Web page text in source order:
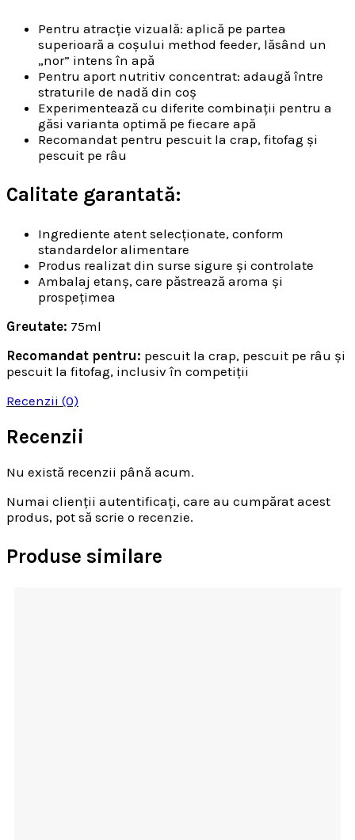
Pentru atracție vizuală: aplică pe partea
superioară a coșului method feeder, lăsând un
„nor” intens în apă
Pentru aport nutritiv concentrat: adaugă între
straturile de nadă din coș
Experimentează cu diferite combinații pentru a
găsi varianta optimă pe fiecare apă
Recomandat pentru pescuit la crap, fitofag și
pescuit pe râu
Calitate garantată:
Ingrediente atent selecționate, conform
standardelor alimentare
Produs realizat din surse sigure și controlate
Ambalaj etanș, care păstrează aroma și
prospețimea
Greutate: 75ml
Recomandat pentru: pescuit la crap, pescuit pe râu și
pescuit la fitofag, inclusiv în competiții
Recenzii (0)
Recenzii
Nu există recenzii până acum.
Numai clienții autentificați, care au cumpărat acest
produs, pot să scrie o recenzie.
Produse similare